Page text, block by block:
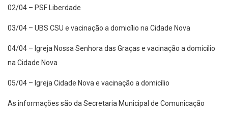
02/04 – PSF Liberdade
03/04 – UBS CSU e vacinação a domicílio na Cidade Nova
04/04 – Igreja Nossa Senhora das Graças e vacinação a domicílio
na Cidade Nova
05/04 – Igreja Cidade Nova e vacinação a domicílio
As informações são da Secretaria Municipal de Comunicação